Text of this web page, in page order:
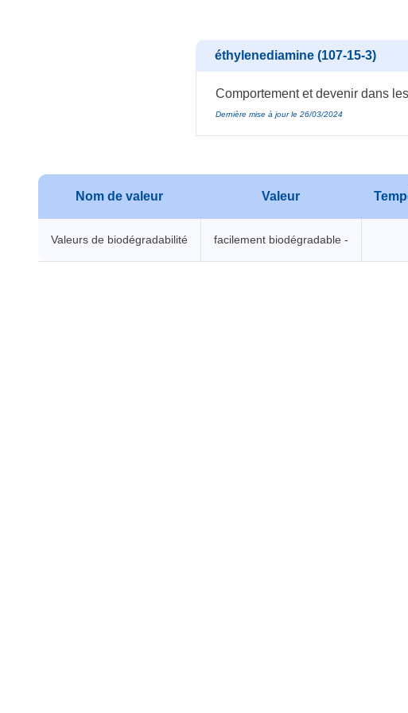
éthylenediamine (107-15-3)
Comportement et devenir dans
Dernière mise à jour le 26/03/2024
Nom de valeur Valeur
Valeurs de biodégradabilité facilement biodégradable -